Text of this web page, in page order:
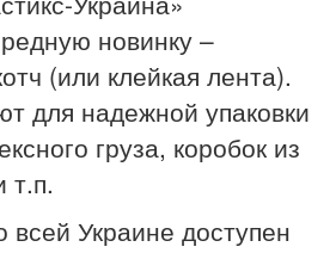
новинку –
(или клейкая лента).
для надежной упаковки
груза, коробок из
т.п.
всей Украине доступен